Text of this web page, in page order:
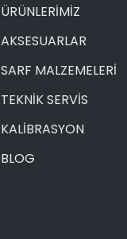
ÜRÜNLERİMİZ
AKSESUARLAR
SARF MALZEMELERİ
TEKNİK SERVİS
KALİBRASYON
BLOG